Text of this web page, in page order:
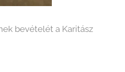
bevételét a Karitász